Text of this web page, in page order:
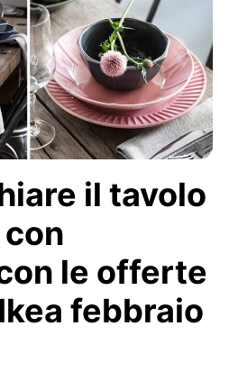
il tavolo
le offerte
febbraio